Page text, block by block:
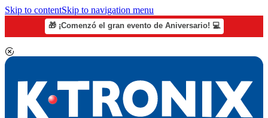
Skip to contentSkip to navigation menu
🎁 ¡Comenzó el gran evento de Aniversario! 💻